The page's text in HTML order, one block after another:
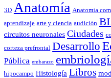
3D Anatomía Anatomía
aprendizaje arte y ciencia audición
circuitos neuronales Ciudades
corteza prefrontal Desarrollo
Pública embarazo
hipocampo Histología Libros